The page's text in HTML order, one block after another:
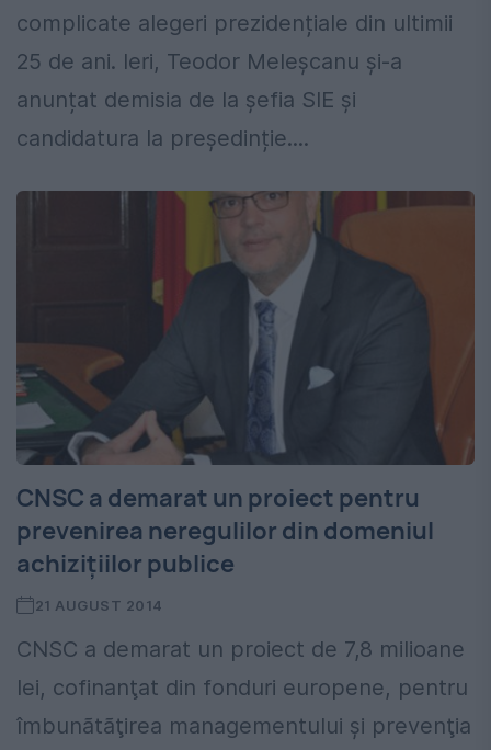
complicate alegeri prezidențiale din ultimii
25 de ani. Ieri, Teodor Meleşcanu şi-a
anunțat demisia de la şefia SIE şi
candidatura la preşedinție....
CNSC a demarat un proiect pentru
prevenirea neregulilor din domeniul
achizițiilor publice
21 AUGUST 2014
CNSC a demarat un proiect de 7,8 milioane
lei, cofinanţat din fonduri europene, pentru
îmbunãtãţirea managementului şi prevenţia